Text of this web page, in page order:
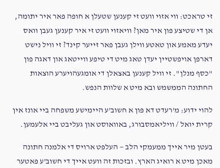
זי טראכט: ווי אזוי וועט זי קענען שטעלן א חופה פאר איר יתומה,
אן די שטיצע פון איר מאן? וויאזוי וועט זי איר קענען געבן וואס
יעדע מאמע און טאטע ווילן געבן פאר זייער קינד? זי וויל נישט
דארפן אויפשטיין יעדן טאג מיט די טיפע ווייטאג און דאגה פון
"כסף מנלן". זי וויל קענען באצאלן די אומגעהויערע הוצאות
החתונה הממשמש ובא מיט א שלוות הנפש.
להוי ידוע: מ'רעדט דא פון א חשוב'ע היימישע משפחה ביי אונז אין
קרית יואל / וויליאמסבורג, באוואוסט און געליבט ביי אלעמען.
בעטן מיר אייך ממעמקי הלב — העלפט ארויס די אלמנה חתונה
מאכן מיט א רואיג הארץ. ובזכות זה וועט אייך די חשוב'ע פאטער